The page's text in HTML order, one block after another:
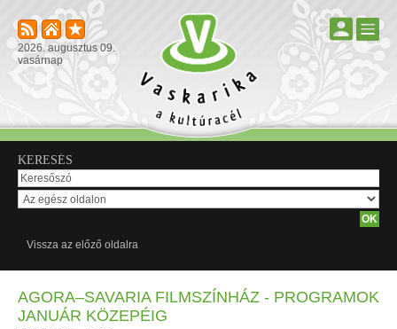
2026. augusztus 09.
vasárnap
KERESÉS
Vissza az előző oldalra
AGORA–SAVARIA FILMSZÍNHÁZ - PROGRAMOK
JANUÁR KÖZEPÉIG